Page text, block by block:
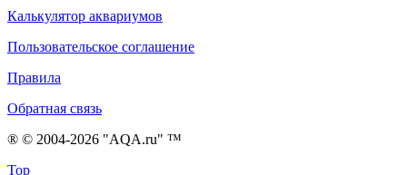
Калькулятор аквариумов
Пользовательское соглашение
Правила
Обратная связь
® © 2004-2026 "AQA.ru" ™
Top